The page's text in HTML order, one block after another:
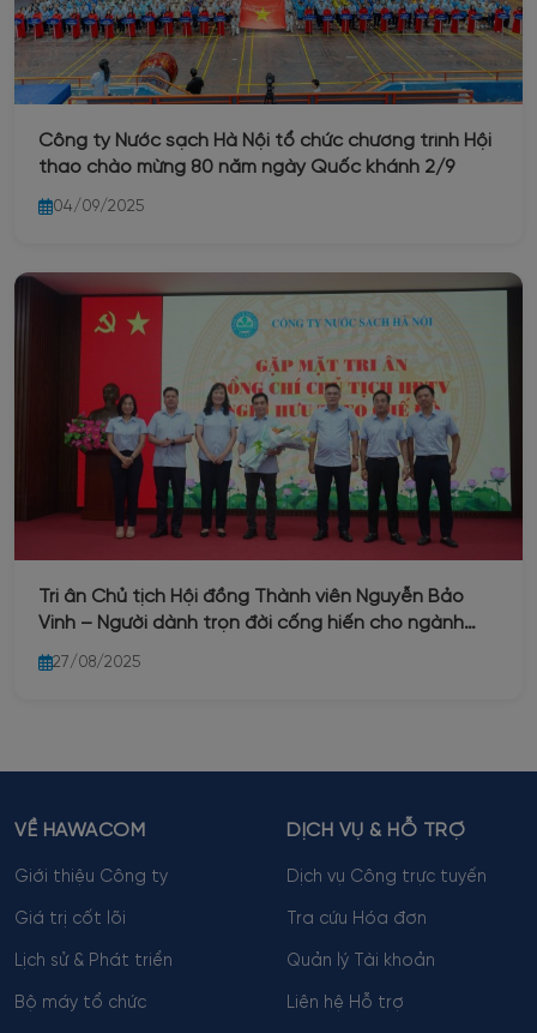
Công ty Nước sạch Hà Nội tổ chức chương trình Hội
thao chào mừng 80 năm ngày Quốc khánh 2/9
04/09/2025
Tri ân Chủ tịch Hội đồng Thành viên Nguyễn Bảo
Vinh – Người dành trọn đời cống hiến cho ngành
nước Thủ đô
27/08/2025
VỀ HAWACOM
Giới thiệu Công ty
Giá trị cốt lõi
Lịch sử & Phát triển
Bộ máy tổ chức
DỊCH VỤ & HỖ TRỢ
Dịch vụ Công trực tuyến
Tra cứu Hóa đơn
Quản lý Tài khoản
Liên hệ Hỗ trợ